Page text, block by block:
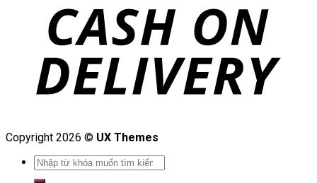
Copyright 2026 © UX Themes
Search
for: